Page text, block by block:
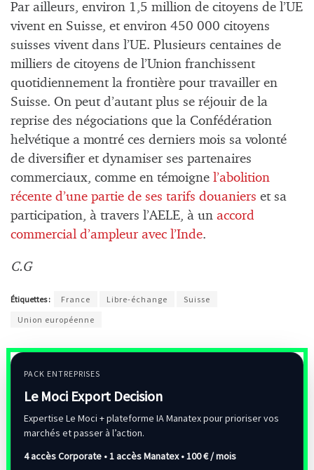
Par ailleurs, environ 1,5 million de citoyens de l’UE
vivent en Suisse, et environ 450 000 citoyens
suisses vivent dans l’UE. Plusieurs centaines de
milliers de citoyens de l’Union franchissent
quotidiennement la frontière pour travailler en
Suisse. On peut d’autant plus se réjouir de la
reprise des négociations que la Confédération
helvétique a montré ces derniers mois sa volonté
de diversifier et dynamiser ses partenaires
commerciaux, comme en témoigne l’abolition
récente d’une partie de ses tarifs douaniers et sa
participation, à travers l’AELE, à un accord
commercial d’ampleur avec l’Inde.
C.G
Étiquettes : France Libre-échange
Suisse
Union européenne
PACK ENTREPRISES
Le Moci Export Decision
Expertise Le Moci + plateforme IA Manatex pour prioriser vos
marchés et passer à l’action.
4 accès Corporate • 1 accès Manatex •100 € / mois